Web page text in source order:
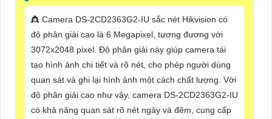
👸 Camera DS-2CD2363G2-IU sắc nét Hikvision có
độ phân giải cao là 6 Megapixel, tương đương với
3072x2048 pixel. Độ phân giải này giúp camera tái
tạo hình ảnh chi tiết và rõ nét, cho phép người dùng
quan sát và ghi lại hình ảnh một cách chất lượng. Với
độ phân giải cao như vậy, camera DS-2CD2363G2-IU
có khả năng quan sát rõ nét ngày và đêm, cung cấp